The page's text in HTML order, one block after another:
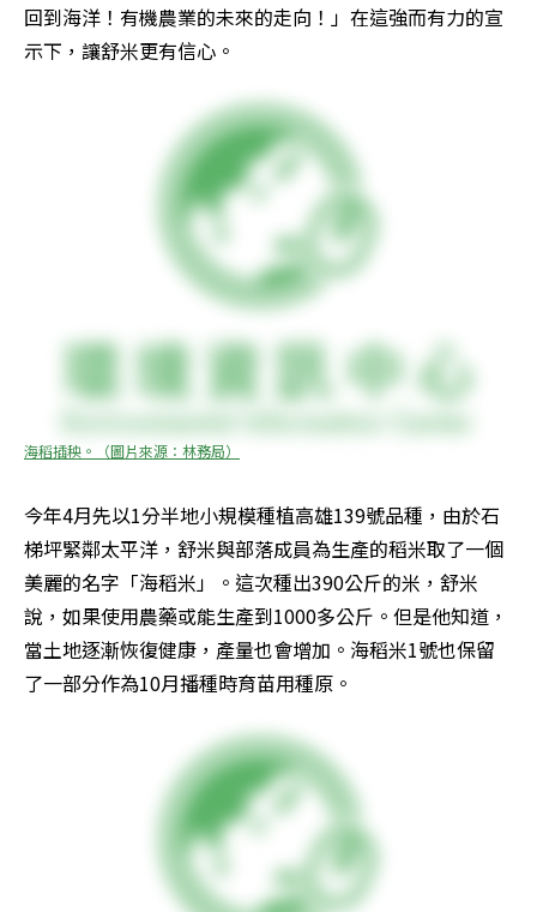
回到海洋！有機農業的未來的走向！」在這強而有力的宣
示下，讓舒米更有信心。
海稻插秧。（圖片來源：林務局）
今年4月先以1分半地小規模種植高雄139號品種，由於石
梯坪緊鄰太平洋，舒米與部落成員為生產的稻米取了一個
美麗的名字「海稻米」。這次種出390公斤的米，舒米
說，如果使用農藥或能生產到1000多公斤。但是他知道，
當土地逐漸恢復健康，產量也會增加。海稻米1號也保留
了一部分作為10月播種時育苗用種原。